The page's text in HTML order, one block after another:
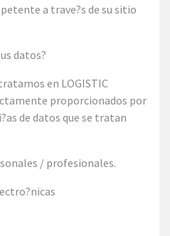
a trave?s de su sitio
datos?
en LOGISTIC
proporcionados por
de datos que se tratan
/ profesionales.